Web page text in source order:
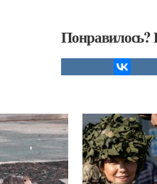
Понравилось?